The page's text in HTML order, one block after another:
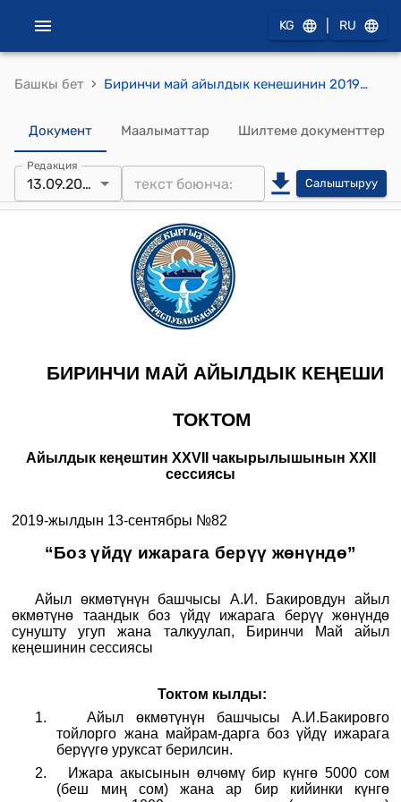
KG RU
Башкы бет › Биринчи май айылдык кенешинин 2019-жылдын 13-сентябрындагы №82 №“Боз үйдү ижарага берүү жөнүндө”" токтому
Документ Маалыматтар Шилтеме документтер
Редакция
13.09.2019 Салыштыруу